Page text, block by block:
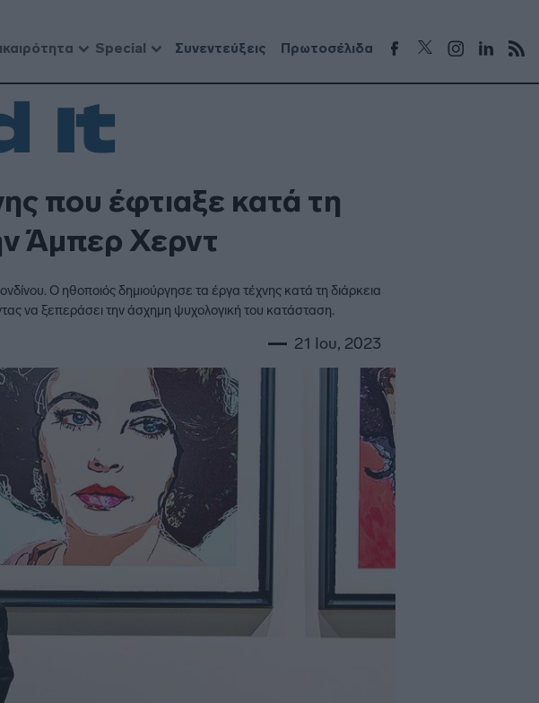
Special Συνεντεύξεις Πρωτοσέλιδα
που έφτιαξε κατά τη
Άμπερ Χερντ
Ο ηθοποιός δημιούργησε τα έργα τέχνης κατά τη διάρκεια
να ξεπεράσει την άσχημη ψυχολογική του κατάσταση.
21 Ιου, 2023